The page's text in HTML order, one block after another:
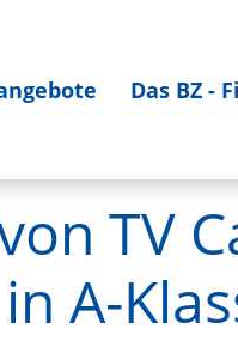
Das BZ -
TV
A-